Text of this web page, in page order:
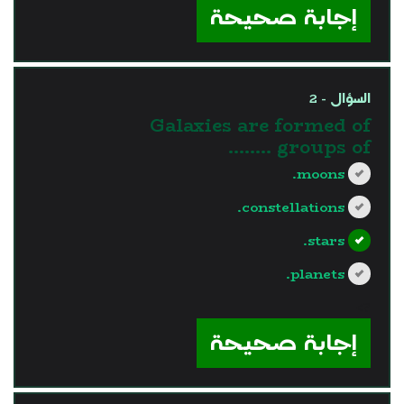
إجابة صحيحة
السؤال - 2
Galaxies are formed of
groups of ........
moons.
constellations.
stars.
planets.
إجابة صحيحة